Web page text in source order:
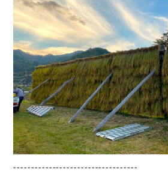
-----------------------------------